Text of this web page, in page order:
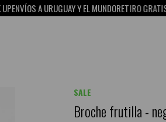
A URUGUAY Y EL MUNDORETIRO GRATIS EN
SALE
Broche frutilla -